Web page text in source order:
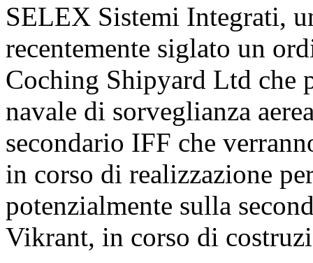
SELEX Sistemi Integrati,
recentemente siglato un
Coching Shipyard Ltd che
navale di sorveglianza
secondario IFF che
in corso di realizzazione
potenzialmente sulla
Vikrant, in corso di